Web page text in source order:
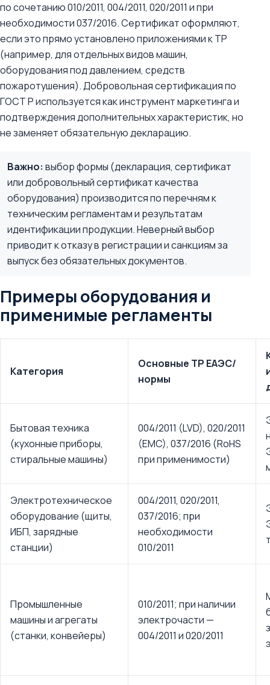
по сочетанию 010/2011, 004/2011, 020/2011 и при
необходимости 037/2016. Сертификат оформляют,
если это прямо установлено приложениями к ТР
(например, для отдельных видов машин,
оборудования под давлением, средств
пожаротушения). Добровольная сертификация по
ГОСТ Р используется как инструмент маркетинга и
подтверждения дополнительных характеристик, но
не заменяет обязательную декларацию.
Важно: выбор формы (декларация, сертификат
или добровольный сертификат качества
оборудования) производится по перечням к
техническим регламентам и результатам
идентификации продукции. Неверный выбор
приводит к отказу в регистрации и санкциям за
выпуск без обязательных документов.
Примеры оборудования и
применимые регламенты
Категория
Основные ТР ЕАЭС/
нормы
Бытовая техника
(кухонные приборы,
стиральные машины)
004/2011 (LVD), 020/2011
(EMC), 037/2016 (RoHS
при применимости)
Электротехническое
оборудование (щиты,
ИБП, зарядные
станции)
004/2011, 020/2011,
037/2016; при
необходимости
010/2011
Промышленные
машины и агрегаты
(станки, конвейеры)
010/2011; при наличии
электрочасти —
004/2011 и 020/2011